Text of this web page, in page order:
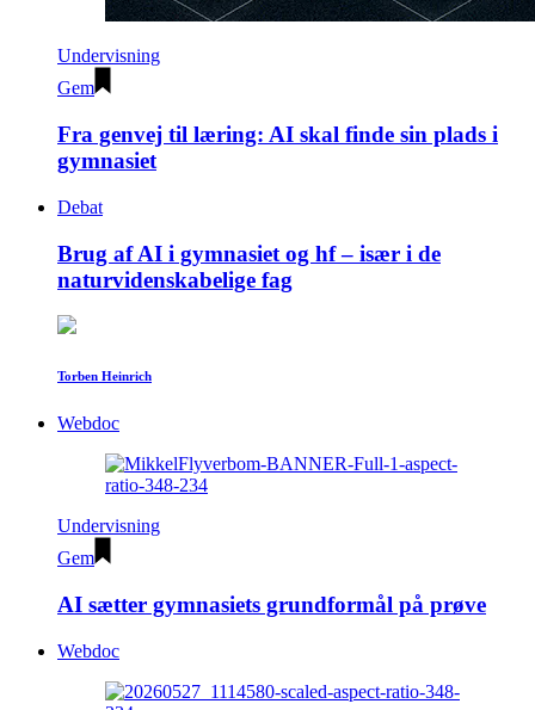
Undervisning
Gem
Fra genvej til læring: AI skal finde sin plads i
gymnasiet
Debat
Brug af AI i gymnasiet og hf – især i de
naturvidenskabelige fag
Torben Heinrich
Webdoc
Undervisning
Gem
AI sætter gymnasiets grundformål på prøve
Webdoc